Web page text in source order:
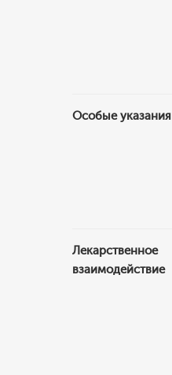
Особые указания
Лекарственное
взаимодействие